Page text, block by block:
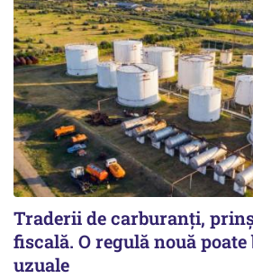
Traderii de carburanți,
fiscală. O regulă nouă
uzuale